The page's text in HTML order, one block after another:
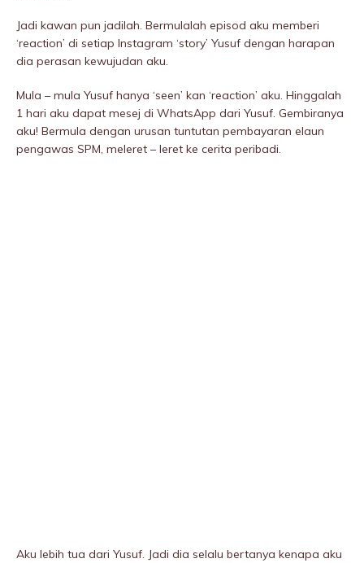
Jadi kawan pun jadilah. Bermulalah episod aku memberi
‘reaction’ di setiap Instagram ‘story’ Yusuf dengan harapan
dia perasan kewujudan aku.
Mula – mula Yusuf hanya ‘seen’ kan ‘reaction’ aku. Hinggalah
1 hari aku dapat mesej di WhatsApp dari Yusuf. Gembiranya
aku! Bermula dengan urusan tuntutan pembayaran elaun
pengawas SPM, meleret – leret ke cerita peribadi.
Aku lebih tua dari Yusuf. Jadi dia selalu bertanya kenapa aku